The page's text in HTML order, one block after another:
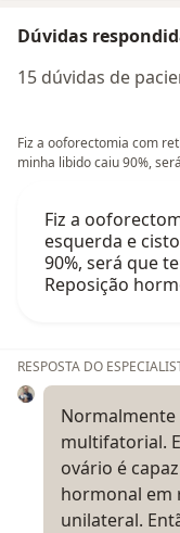
Dúvidas
15 dúvidas de
Fiz a ooforectomia com
minha libido caiu 90%,
Fiz a
esquerda e
90%, será que
Reposição
RESPOSTA DO
multifatorial.
ovário é
hormonal em
unilateral.